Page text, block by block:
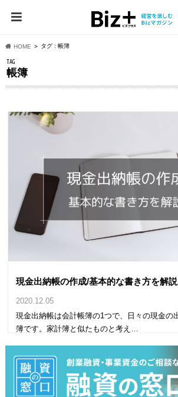
HOME タグ : 帳簿
TAG
帳簿
現金出納帳の作成/基本的な書き方を解説
2020.12.05
現金出納帳は会計帳簿の1つで、日々の現金の
簿です。家計簿と似たものと考え…